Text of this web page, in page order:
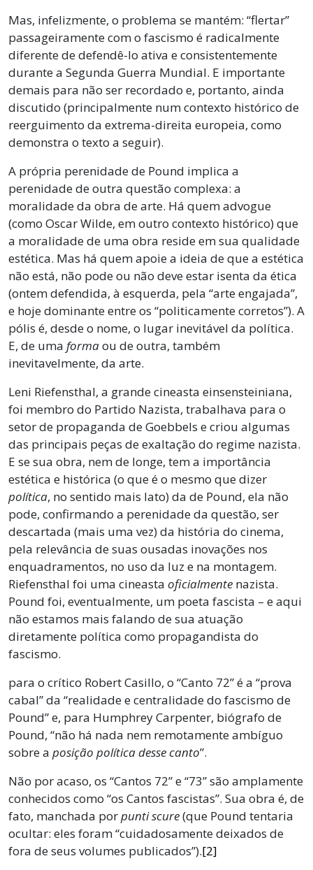
Mas, infelizmente, o problema se mantém: “flertar”
passageiramente com o fascismo é radicalmente
diferente de defendê-lo ativa e consistentemente
durante a Segunda Guerra Mundial. E importante
demais para não ser recordado e, portanto, ainda
discutido (principalmente num contexto histórico de
reerguimento da extrema-direita europeia, como
demonstra o texto a seguir).
A própria perenidade de Pound implica a
perenidade de outra questão complexa: a
moralidade da obra de arte. Há quem advogue
(como Oscar Wilde, em outro contexto histórico) que
a moralidade de uma obra reside em sua qualidade
estética. Mas há quem apoie a ideia de que a estética
não está, não pode ou não deve estar isenta da ética
(ontem defendida, à esquerda, pela “arte engajada”,
e hoje dominante entre os “politicamente corretos”). A
pólis é, desde o nome, o lugar inevitável da política.
E, de uma formaou de outra, também
inevitavelmente, da arte.
Leni Riefensthal, a grande cineasta einsensteiniana,
foi membro do Partido Nazista, trabalhava para o
setor de propaganda de Goebbels e criou algumas
das principais peças de exaltação do regime nazista.
E se sua obra, nem de longe, tem a importância
estética e histórica (o que é o mesmo que dizer
política, no sentido mais lato) da de Pound, ela não
pode, confirmando a perenidade da questão, ser
descartada (mais uma vez) da história do cinema,
pela relevância de suas ousadas inovações nos
enquadramentos, no uso da luz e na montagem.
Riefensthal foi uma cineasta oficialmente nazista.
Pound foi, eventualmente, um poeta fascista – e aqui
não estamos mais falando de sua atuação
diretamente política como propagandista do
fascismo.
para o crítico Robert Casillo, o “Canto 72” é a “prova
cabal” da “realidade e centralidade do fascismo de
Pound” e, para Humphrey Carpenter, biógrafo de
Pound, “não há nada nem remotamente ambíguo
sobre a posição política desse canto”.
Não por acaso, os “Cantos 72” e “73” são amplamente
conhecidos como “os Cantos fascistas”. Sua obra é, de
fato, manchada porpunti scure(que Pound tentaria
ocultar: eles foram “cuidadosamente deixados de
fora de seus volumes publicados”).[2]